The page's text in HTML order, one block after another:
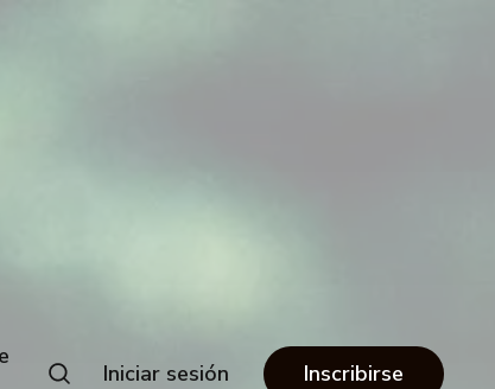
Iniciar sesión Inscribirse